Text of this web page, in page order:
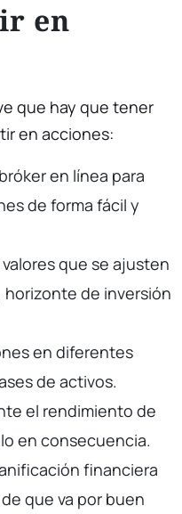
en
que hay que tener
en acciones:
en línea para
de forma fácil y
que se ajusten
horizonte de inversión
en diferentes
de activos.
el rendimiento de
en consecuencia.
financiera
que va por buen